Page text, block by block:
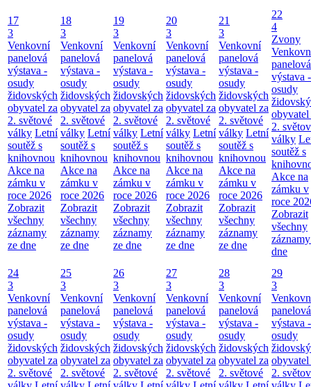
17
3
Venkovní
panelová
výstava -
osudy
židovských
obyvatel za
2. světové
války Letní
soutěž s
knihovnou
Akce na
zámku v
roce 2026
Zobrazit
všechny
záznamy
ze dne
18
3
Venkovní
panelová
výstava -
osudy
židovských
obyvatel za
2. světové
války Letní
soutěž s
knihovnou
Akce na
zámku v
roce 2026
Zobrazit
všechny
záznamy
ze dne
19
3
Venkovní
panelová
výstava -
osudy
židovských
obyvatel za
2. světové
války Letní
soutěž s
knihovnou
Akce na
zámku v
roce 2026
Zobrazit
všechny
záznamy
ze dne
20
3
Venkovní
panelová
výstava -
osudy
židovských
obyvatel za
2. světové
války Letní
soutěž s
knihovnou
Akce na
zámku v
roce 2026
Zobrazit
všechny
záznamy
ze dne
21
3
Venkovní
panelová
výstava -
osudy
židovských
obyvatel za
2. světové
války Letní
soutěž s
knihovnou
Akce na
zámku v
roce 2026
Zobrazit
všechny
záznamy
ze dne
22
4
Zvony
panelová
výstava -
osudy
obyvatel
2.
války
soutěž s
Akce na
zámku v
roce
Zobrazit
všechny
dne
24
3
Venkovní
panelová
výstava -
osudy
židovských
obyvatel za
2. světové
25
3
Venkovní
panelová
výstava -
osudy
židovských
obyvatel za
2. světové
26
3
Venkovní
panelová
výstava -
osudy
židovských
obyvatel za
2. světové
27
3
Venkovní
panelová
výstava -
osudy
židovských
obyvatel za
2. světové
28
3
Venkovní
panelová
výstava -
osudy
židovských
obyvatel za
2. světové
29
3
panelová
výstava -
osudy
obyvatel
2.